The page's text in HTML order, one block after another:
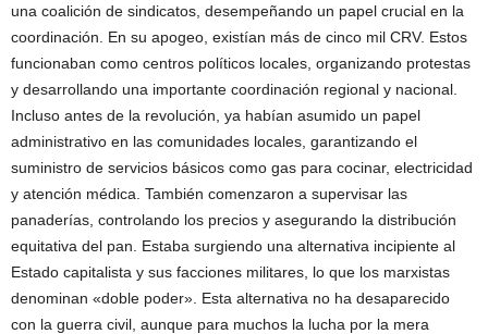
una coalición de sindicatos, desempeñando un papel crucial en la
coordinación. En su apogeo, existían más de cinco mil CRV. Estos
funcionaban como centros políticos locales, organizando protestas
y desarrollando una importante coordinación regional y nacional.
Incluso antes de la revolución, ya habían asumido un papel
administrativo en las comunidades locales, garantizando el
suministro de servicios básicos como gas para cocinar, electricidad
y atención médica. También comenzaron a supervisar las
panaderías, controlando los precios y asegurando la distribución
equitativa del pan. Estaba surgiendo una alternativa incipiente al
Estado capitalista y sus facciones militares, lo que los marxistas
denominan «doble poder». Esta alternativa no ha desaparecido
con la guerra civil, aunque para muchos la lucha por la mera